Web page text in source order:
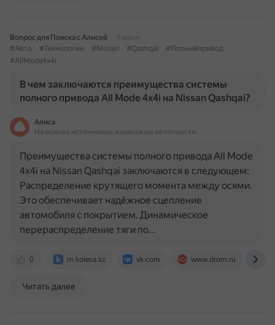
Вопрос для Поиска с Алисой
4 июня
#Авто
#Технологии #Nissan #Qashqai
#Полныйпривод
#AllMode4x4i
В чем заключаются преимущества системы
полного привода All Mode 4x4i на Nissan Qashqai?
Алиса
На основе источников, возможны неточности
0 m.kolesa.kz vk.com www.drom.ru
Преимущества системы полного привода All Mode
4x4i на Nissan Qashqai заключаются в следующем:
Распределение крутящего момента между осями.
Это обеспечивает надёжное сцепление
автомобиля с покрытием. Динамическое
перераспределение тяги по…
Читать далее